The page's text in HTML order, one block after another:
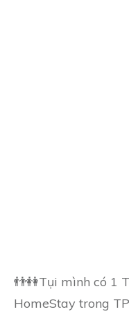
👬👭Tụi mình có 1
HomeStay trong